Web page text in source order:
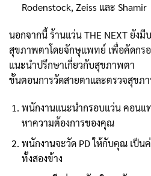
Rodenstock, Zeiss และ Shamir
นอกจากนี้ ร้านแว่น THE NEXT ยังมี
สุขภาพตาโดยจักษุแพทย์ เพื่อคัดกรอ
แนะนำปรึกษาเกี่ยวกับสุขภาพตา
ขั้นตอนการวัดสายตาและตรวจสุขภ
พนักงานแนะนำกรอบแว่น คอนแ
หาความต้องการของคุณ
พนักงานจะวัด PD ให้กับคุณ เป็น
ทั้งสองข้าง